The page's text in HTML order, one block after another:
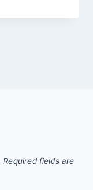
Required fields are